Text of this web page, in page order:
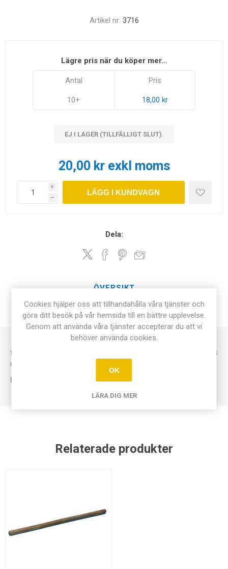
Artikel nr: 3716
Lägre pris när du köper mer...
Antal
10+
Pris
18,00 kr
EJ I LAGER (TILLFÄLLIGT SLUT).
20,00 kr exkl moms
i
h
LÄGG I KUNDVAGN
Dela:
ÖVERSIKT
KONTAKTA OSS
för demonstration av statisk elektricitet. Används tillsammans
med ebonitstav.
Kommer hösten 2026
Relaterade produkter
Cookies hjälper oss att tillhandahålla våra tjänster och
göra ditt besök på vår hemsida till en bättre upplevelse.
Genom att använda våra tjänster accepterar du att vi
behöver använda cookies.
OK
LÄRA DIG MER